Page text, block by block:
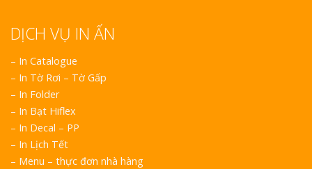
DỊCH VỤ IN ẤN
– In Catalogue
– In Tờ Rơi – Tờ Gấp
– In Folder
– In Bạt Hiflex
– In Decal – PP
– In Lịch Tết
– Menu – thực đơn nhà hàng